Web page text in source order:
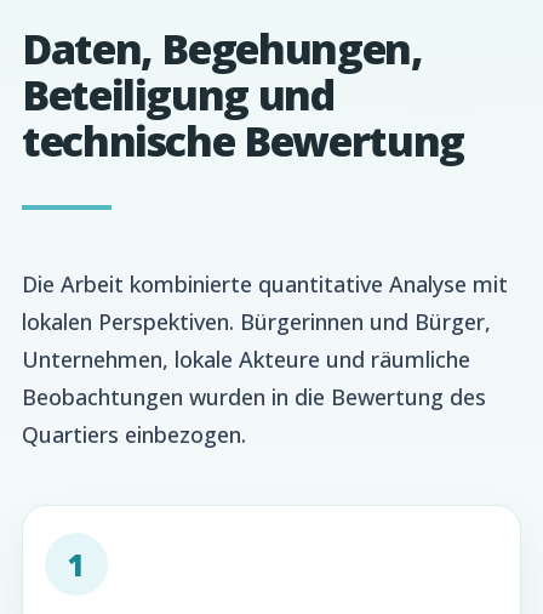
Daten, Begehungen,
Beteiligung und
technische Bewertung
Die Arbeit kombinierte quantitative Analyse mit
lokalen Perspektiven. Bürgerinnen und Bürger,
Unternehmen, lokale Akteure und räumliche
Beobachtungen wurden in die Bewertung des
Quartiers einbezogen.
1